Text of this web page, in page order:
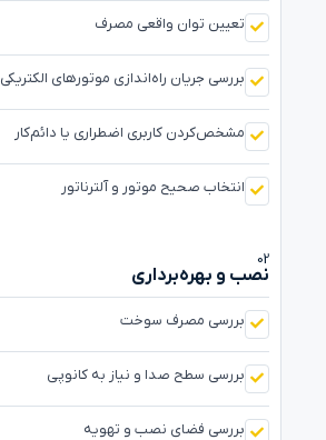
تعیین توان واقعی مصرف
بررسی جریان راه‌اندازی موتورهای الکتریکی
مشخص‌کردن کاربری اضطراری یا دائم‌کار
انتخاب صحیح موتور و آلترناتور
02
نصب و بهره‌برداری
بررسی مصرف سوخت
بررسی سطح صدا و نیاز به کانوپی
بررسی فضای نصب و تهویه